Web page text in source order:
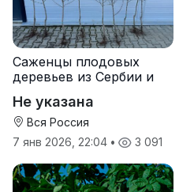
Саженцы плодовых
деревьев из Сербии и
Не указана
Вся Россия
7 янв 2026, 22:04 • 3 091